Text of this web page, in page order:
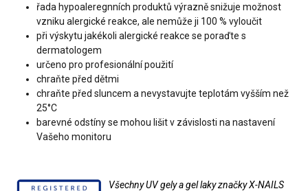
řada hypoaleregnních produktů výrazně snižuje možnost
vzniku alergické reakce, ale nemůže ji 100 % vyloučit
při výskytu jakékoli alergické reakce se poraďte s
dermatologem
určeno pro profesionální použití
chraňte před dětmi
chraňte před sluncem a nevystavujte teplotám vyšším než
25°C
barevné odstíny se mohou lišit v závislosti na nastavení
Vašeho monitoru
Všechny UV gely a gel laky značky X-NAILS